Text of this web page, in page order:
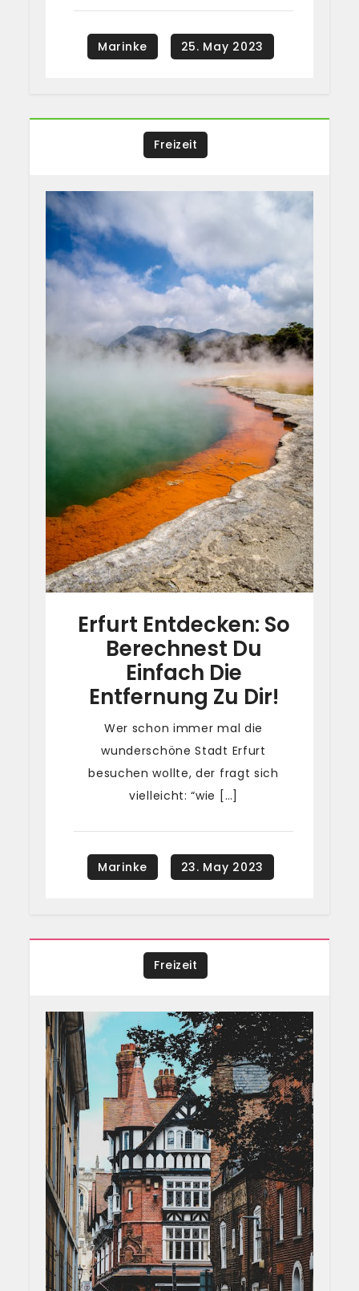
Freizeit
Erfurt Entdecken: So
Berechnest Du
Einfach Die
Entfernung Zu Dir!
Wer schon immer mal die
wunderschöne Stadt Erfurt
besuchen wollte, der fragt sich
vielleicht: “wie […]
Freizeit